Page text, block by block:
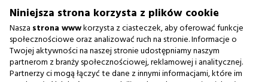
Zobacz również
Niniejsza strona korzysta z plików cookie
Nasza strona wwwkorzysta z ciasteczek, aby oferować funkcje
społecznościowe oraz analizować ruch na stronie. Informacje o
Twojej aktywności na naszej stronie udostępniamy naszym
partnerom z branży społecznościowej, reklamowej i analitycznej.
Partnerzy ci mogą łączyć te dane z innymi informacjami, które im